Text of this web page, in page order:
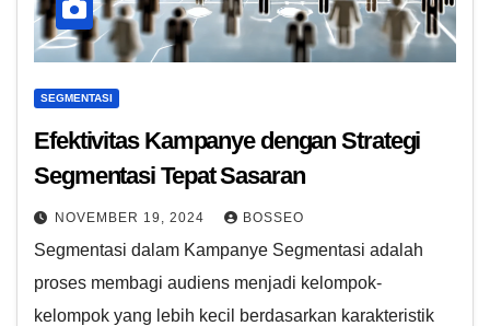
SEGMENTASI
Efektivitas Kampanye dengan Strategi
Segmentasi Tepat Sasaran
NOVEMBER 19, 2024 BOSSEO
Segmentasi dalam Kampanye Segmentasi adalah
proses membagi audiens menjadi kelompok-
kelompok yang lebih kecil berdasarkan karakteristik